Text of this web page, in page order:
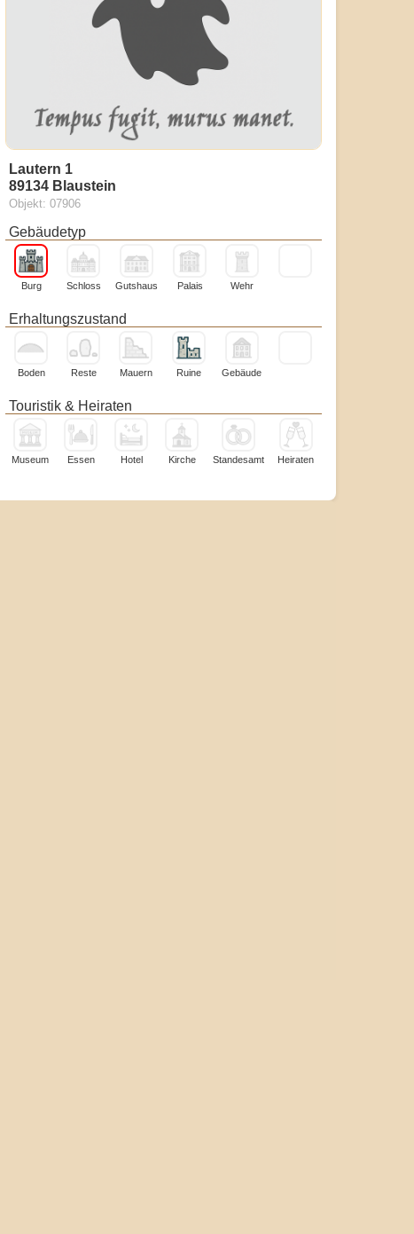
Lautern 1
89134 Blaustein
Objekt: 07906
Gebäudetyp
Burg Schloss Gutshaus Palais Wehr
Erhaltungszustand
Boden Reste Mauern Ruine Gebäude
Touristik & Heiraten
Museum Essen Hotel Kirche Standesamt Heiraten